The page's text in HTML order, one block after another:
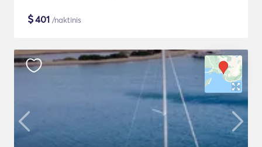
$401 /naktinis